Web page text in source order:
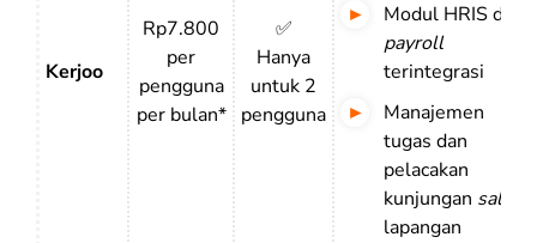
Kerjoo
Rp7.800
per
pengguna
per bulan*
✅
Hanya
untuk 2
pengguna
Modul HRIS dan
payroll
terintegrasi
Manajemen
tugas dan
pelacakan
kunjungan sales
lapangan